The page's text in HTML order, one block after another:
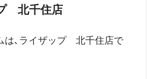
北千住店
は､ライザップ 北千住店で